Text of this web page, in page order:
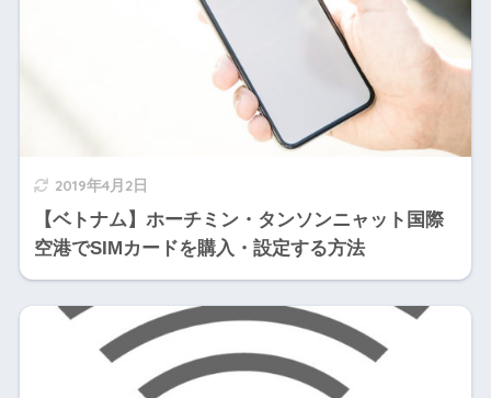
2019年4月2日
【ベトナム】ホーチミン・タンソンニャット国際
空港でSIMカードを購入・設定する方法